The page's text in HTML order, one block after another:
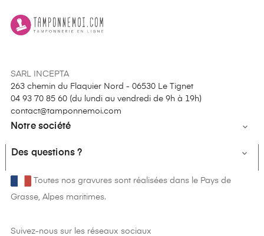
SARL INCEPTA
263 chemin du Flaquier Nord - 06530 Le Tignet
04 93 70 85 60 (du lundi au vendredi de 9h à 19h)
contact@tamponnemoi.com
Notre société 
Des questions ? 
Toutes nos gravures sont réalisées dans le Pays de
Grasse, Alpes maritimes.
Suivez-nous sur les réseaux sociaux